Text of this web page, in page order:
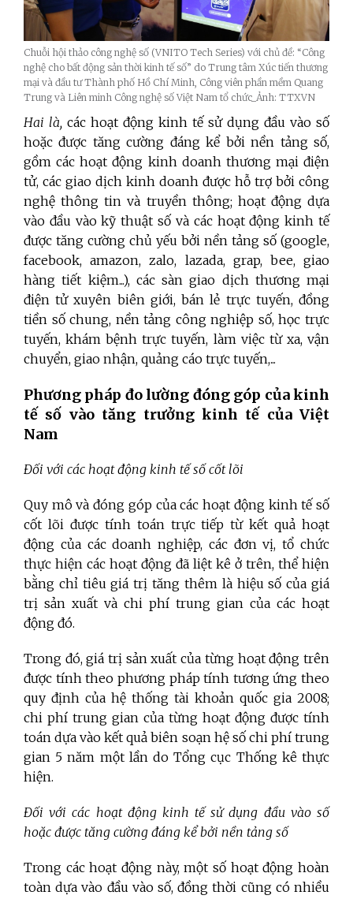
Chuỗi hội thảo công nghệ số (VNITO Tech Series) với chủ đề: “Công
nghệ cho bất động sản thời kinh tế số” do Trung tâm Xúc tiến thương
mại và đầu tư Thành phố Hồ Chí Minh, Công viên phần mềm Quang
Trung và Liên minh Công nghệ số Việt Nam tổ chức_Ảnh: TTXVN
Hai là, các hoạt động kinh tế sử dụng đầu vào số
hoặc được tăng cường đáng kể bởi nền tảng số,
gồm các hoạt động kinh doanh thương mại điện
tử, các giao dịch kinh doanh được hỗ trợ bởi công
nghệ thông tin và truyền thông; hoạt động dựa
vào đầu vào kỹ thuật số và các hoạt động kinh tế
được tăng cường chủ yếu bởi nền tảng số (google,
facebook, amazon, zalo, lazada, grap, bee, giao
hàng tiết kiệm...), các sàn giao dịch thương mại
điện tử xuyên biên giới, bán lẻ trực tuyến, đồng
tiền số chung, nền tảng công nghiệp số, học trực
tuyến, khám bệnh trực tuyến, làm việc từ xa, vận
chuyển, giao nhận, quảng cáo trực tuyến,...
Phương pháp đo lường đóng góp của kinh
tế số vào tăng trưởng kinh tế của Việt
Nam
Đối với các hoạt động kinh tế số cốt lõi
Quy mô và đóng góp của các hoạt động kinh tế số
cốt lõi được tính toán trực tiếp từ kết quả hoạt
động của các doanh nghiệp, các đơn vị, tổ chức
thực hiện các hoạt động đã liệt kê ở trên, thể hiện
bằng chỉ tiêu giá trị tăng thêm là hiệu số của giá
trị sản xuất và chi phí trung gian của các hoạt
động đó.
Trong đó, giá trị sản xuất của từng hoạt động trên
được tính theo phương pháp tính tương ứng theo
quy định của hệ thống tài khoản quốc gia 2008;
chi phí trung gian của từng hoạt động được tính
toán dựa vào kết quả biên soạn hệ số chi phí trung
gian 5 năm một lần do Tổng cục Thống kê thực
hiện.
Đối với các hoạt động kinh tế sử dụng đầu vào số
hoặc được tăng cường đáng kể bởi nền tảng số
Trong các hoạt động này, một số hoạt động hoàn
toàn dựa vào đầu vào số, đồng thời cũng có nhiều